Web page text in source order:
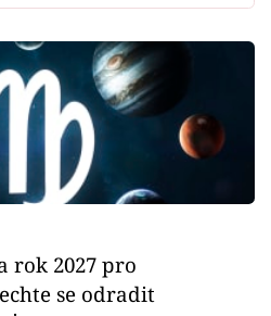
rok 2027 pro
se odradit